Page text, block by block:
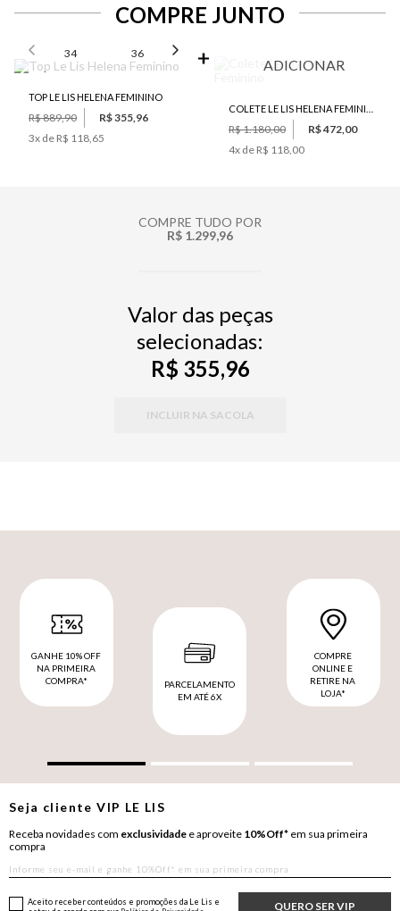
COMPRE JUNTO
34 36 38
TOP LE LIS HELENA FEMININO
R$ 889,90
R$ 355,96
3x de R$ 118,65
ADICIONAR
R$ 1.180,00
R$ 472,00
4x de R$ 118,00
COMPRE TUDO POR
R$ 1.299,96
Valor das peças
selecionadas:
R$ 355,96
INCLUIR NA SACOLA
GANHE 10% OFF
NA PRIMEIRA
COMPRA*
PARCELAMENTO
EM ATÉ 6X
COMPRE
ONLINE E
RETIRE NA
LOJA*
Seja clienteVIP LE LIS
Receba novidades com exclusividade e aproveite 10%Off* em sua primeira
compra
QUERO SER VIP
Aceito receber conteúdos e promoções da Le Lis e